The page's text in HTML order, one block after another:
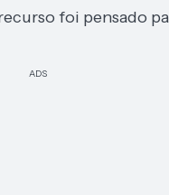
foi pensado
ADS